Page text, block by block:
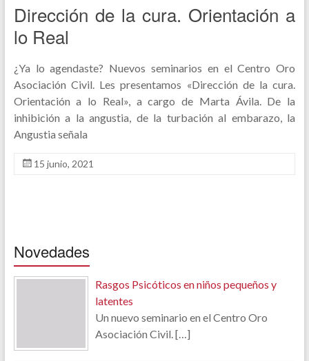
Dirección de la cura. Orientación a
lo Real
¿Ya lo agendaste? Nuevos seminarios en el Centro Oro
Asociación Civil. Les presentamos «Dirección de la cura.
Orientación a lo Real», a cargo de Marta Ávila. De la
inhibición a la angustia, de la turbación al embarazo, la
Angustia señala
15 junio, 2021
Novedades
Rasgos Psicóticos en niños pequeños y
latentes
Un nuevo seminario en el Centro Oro
Asociación Civil.[…]